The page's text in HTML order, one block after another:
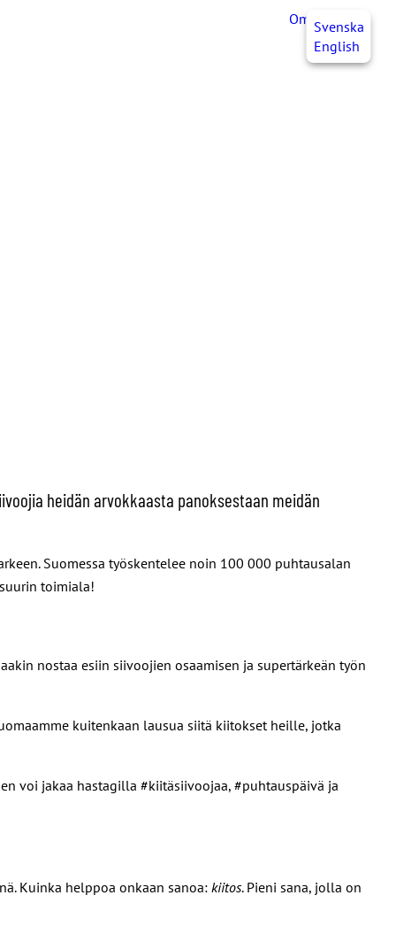
OmaJHLSvenska
English
heidän arvokkaasta panoksestaan meidän
Suomessa työskentelee noin 100 000 puhtausalan
toimiala!
nostaa esiin siivoojien osaamisen ja supertärkeän työn
kuitenkaan lausua siitä kiitokset heille, jotka
voi jakaa hastagilla #kiitäsiivoojaa, #puhtauspäivä ja
Kuinka helppoa onkaan sanoa: kiitos. Pieni sana, jolla on